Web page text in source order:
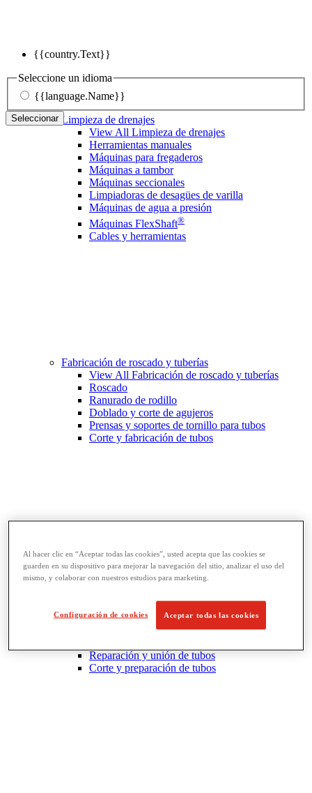
{{country.Text}}
Seleccione un idioma
{{language.Name}}
Seleccionar Limpieza de drenajes
View All Limpieza de drenajes
Herramientas manuales
Máquinas para fregaderos
Máquinas a tambor
Máquinas seccionales
Limpiadoras de desagües de varilla
Máquinas de agua a presión
Máquinas FlexShaft®
Cables y herramientas
Fabricación de roscado y tuberías
View All Fabricación de roscado y tuberías
Roscado
Ranurado de rodillo
Doblado y corte de agujeros
Prensas y soportes de tornillo para tubos
Corte y fabricación de tubos
Llaves y herramientas para tubos
View All Llaves y herramientas para tubos
Reparación y unión de tubos
Corte y preparación de tubos
Al hacer clic en “Aceptar todas las cookies”, usted acepta que las cookies se
guarden en su dispositivo para mejorar la navegación del sitio, analizar el uso del
mismo, y colaborar con nuestros estudios para marketing.
Configuración de cookies Aceptar todas las cookies